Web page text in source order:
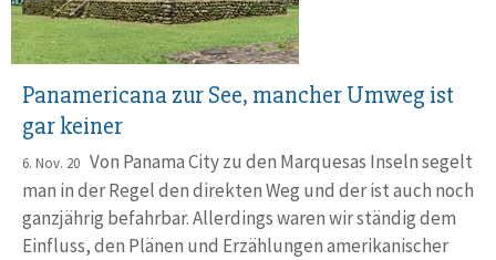
Panamericana zur See, mancher Umweg ist
gar keiner
6. Nov. 20 Von Panama City zu den Marquesas Inseln segelt
man in der Regel den direkten Weg und der ist auch noch
ganzjährig befahrbar. Allerdings waren wir ständig dem
Einfluss, den Plänen und Erzählungen amerikanischer